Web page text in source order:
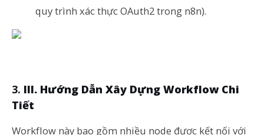
quy trình xác thực OAuth2 trong n8n).
III. Hướng Dẫn Xây Dựng Workflow Chi
Tiết
Workflow này bao gồm nhiều node được kết nối với